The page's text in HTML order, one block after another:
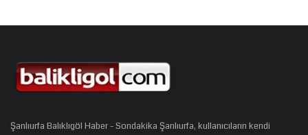
Şanlıurfa Balıklıgöl Haber - Sondakika Şanlıurfa, kullanıcıların kendi